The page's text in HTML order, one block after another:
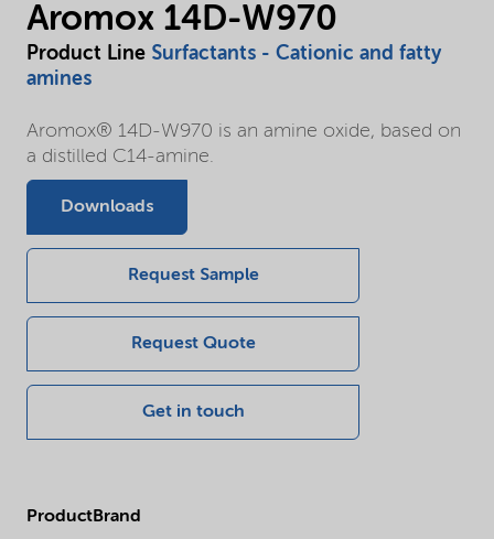
Aromox 14D-W970
Product Line Surfactants - Cationic and fatty
amines
Aromox® 14D-W970 is an amine oxide, based on
a distilled C14-amine.
Downloads
Request Sample
Request Quote
Get in touch
ProductBrand